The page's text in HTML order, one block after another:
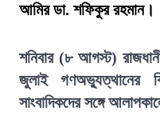
আমির ডা. শফিকুর রহমান।
শনিবার (৮ আগস্ট)
জুলাই গণঅভ্যুত্থানের
সাংবাদিকদের সঙ্গে